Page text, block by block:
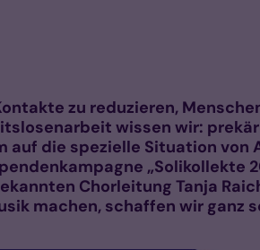
zu reduzieren,
wissen wir:
auf die spezielle Situation von
„Solikollekte
Chorleitung Tanja
machen, schaffen wir ganz